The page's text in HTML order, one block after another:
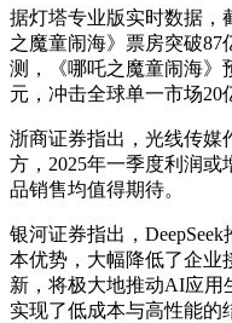
据灯塔专业版实时数据，
之魔童闹海》票房突破
测，《哪吒之魔童闹海》
元，冲击全球单一市场20
浙商证券指出，光线传媒
方，2025年一季度利润或
品销售均值得期待。
银河证券指出，
本优势，大幅降低了企业
新，将极大地推动AI应用
实现了低成本与高性能的